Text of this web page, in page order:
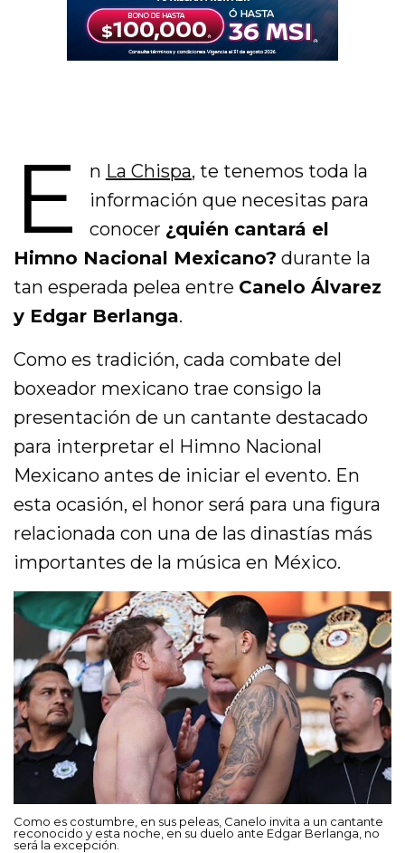
E n La Chispa, te tenemos toda la
información que necesitas para
conocer ¿quién cantará el
Himno Nacional Mexicano? durante la
tan esperada pelea entre Canelo Álvarez
y Edgar Berlanga.
Como es tradición, cada combate del
boxeador mexicano trae consigo la
presentación de un cantante destacado
para interpretar el Himno Nacional
Mexicano antes de iniciar el evento. En
esta ocasión, el honor será para una figura
relacionada con una de las dinastías más
importantes de la música en México.
Como es costumbre, en sus peleas, Canelo invita a un cantante
reconocido y esta noche, en su duelo ante Edgar Berlanga, no
será la excepción.